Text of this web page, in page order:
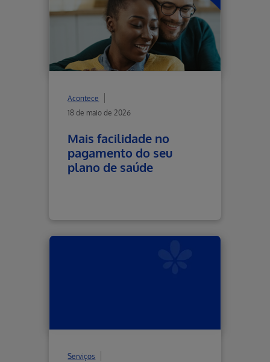
Acontece
18 de maio de 2026
Mais facilidade no
pagamento do seu
plano de saúde
Serviços